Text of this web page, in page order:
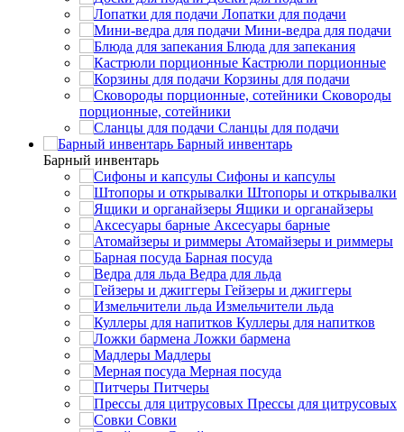
Лопатки для подачи
Мини-ведра для подачи
Блюда для запекания
Кастрюли порционные
Корзины для подачи
Сковороды
порционные, сотейники
Сланцы для подачи
Барный инвентарь
Барный инвентарь
Сифоны и капсулы
Штопоры и открывалки
Ящики и органайзеры
Аксесуары барные
Атомайзеры и риммеры
Барная посуда
Ведра для льда
Гейзеры и джиггеры
Измельчители льда
Куллеры для напитков
Ложки бармена
Мадлеры
Мерная посуда
Питчеры
Прессы для цитрусовых
Совки